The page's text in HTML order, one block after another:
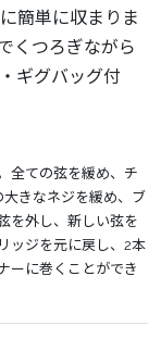
簡単に収まりま
くつろぎながら
ギグバッグ付
全ての弦を緩め、チ
大きなネジを緩め、ブ
を外し、新しい弦を
ッジを元に戻し、2本
ーに巻くことができ